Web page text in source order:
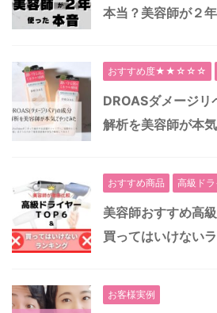
本当？美容師が２
おすすめ度★★☆☆☆
DROASダメージリ
解析を美容師が本
おすすめ商品 高級ド
美容師おすすめ高
買ってはいけない
お客様実例